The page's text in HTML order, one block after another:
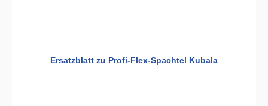
Ersatzblatt zu Profi-Flex-Spachtel Kubala